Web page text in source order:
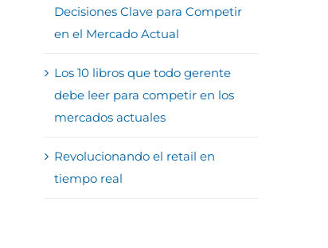
Decisiones Clave para Competir
en el Mercado Actual
Los 10 libros que todo gerente
debe leer para competir en los
mercados actuales
Revolucionando el retail en
tiempo real